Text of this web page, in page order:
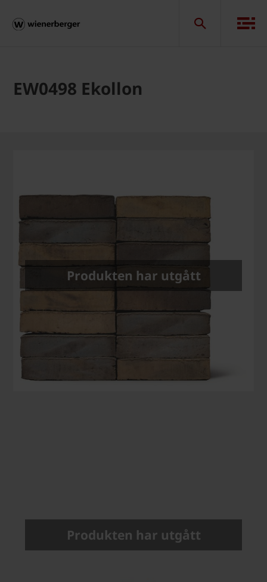
EW0498 Ekollon
Produkten har utgått
Produkten har utgått